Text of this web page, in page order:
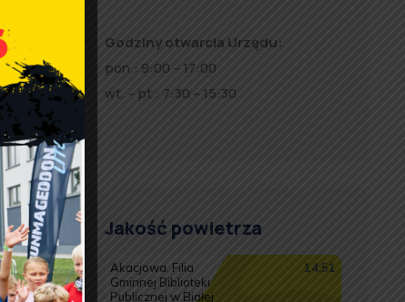
Godziny otwarcia Urzędu:
pon.: 9:00 – 17:00
wt. – pt.: 7:30 – 15:30
Jakość powietrza